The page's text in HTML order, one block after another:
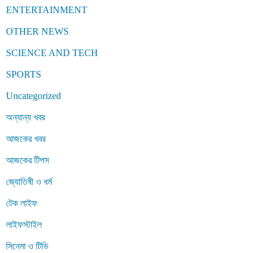
ENTERTAINMENT
OTHER NEWS
SCIENCE AND TECH
SPORTS
Uncategorized
অন্যান্য খবর
আজকের খবর
আজকের টিপস
জ্যোতিষী ও ধর্ম
টেক লাইফ
লাইফস্টাইল
সিনেমা ও টিভি